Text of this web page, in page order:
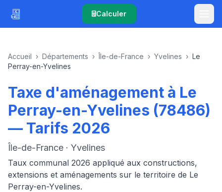
Calculer
Accueil › Départements › Île-de-France › Yvelines › Le
Perray-en-Yvelines
Taxe d'aménagement à Le
Perray-en-Yvelines (78486)
— Tarifs 2026
Île-de-France · Yvelines
Taux communal 2026 appliqué aux constructions,
extensions et aménagements sur le territoire de Le
Perray-en-Yvelines.